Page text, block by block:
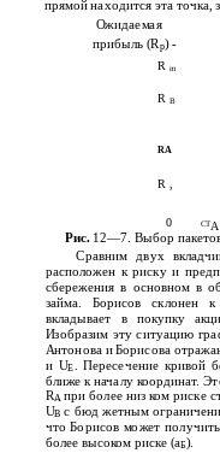
прямой находится эта точка,
Ожидаемая
прибыль (Rp) -
R m
R B
RA
R ,
0 CTA
Рис. 12—7. Выбор
Сравним двух
расположен к риску и
сбережения в основном в
займа. Борисов склонен
вкладывает в покупку
Изобразим эту ситуацию
Антонова и Борисова
и UE. Пересечение кривой
ближе к началу координат.
RAпри более низ­ ком риске
UBс бюд­ жетным
что Борисов может
более высоком риске (аБ).